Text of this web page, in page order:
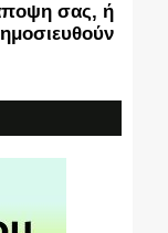
σας, ή